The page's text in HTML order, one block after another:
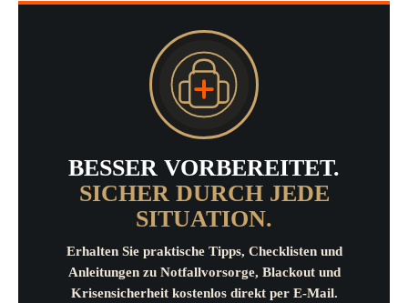
BESSER VORBEREITET.
SICHER DURCH JEDE
SITUATION.
Erhalten Sie praktische Tipps, Checklisten und
Anleitungen zu Notfallvorsorge, Blackout und
Krisensicherheit kostenlos direkt per E-Mail.